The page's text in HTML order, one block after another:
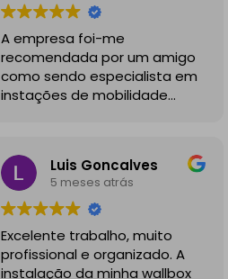
A empresa foi-me
recomendada por um amigo
como sendo especialista em
instações de mobilidade
profissionais, comunicativos e
disponiveis para todas as
minhas dúvidas.
A instalação de tomada
reforçada em garagem
partilhada correu na
Luis Goncalves
5 meses atrás
Excelente trabalho, muito
profissional e organizado. A
instalação da minha wallbox